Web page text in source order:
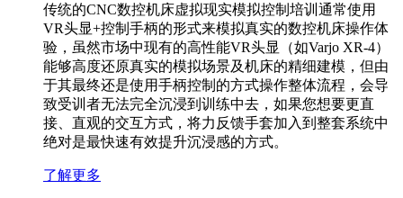
传统的CNC数控机床虚拟现实模拟控制培训通常使用
VR头显+控制手柄的形式来模拟真实的数控机床操作体
验，虽然市场中现有的高性能VR头显（如Varjo XR-4）
能够高度还原真实的模拟场景及机床的精细建模，但由
于其最终还是使用手柄控制的方式操作整体流程，会导
致受训者无法完全沉浸到训练中去，如果您想要更直
接、直观的交互方式，将力反馈手套加入到整套系统中
绝对是最快速有效提升沉浸感的方式。
了解更多